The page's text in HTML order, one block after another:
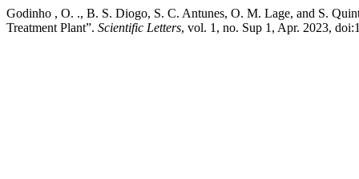
Godinho , O. ., B. S. Diogo, S. C. Antunes, O. M. Lage, and S.
Treatment Plant”. Scientific Letters, vol. 1, no. Sup 1, Apr. 2023,